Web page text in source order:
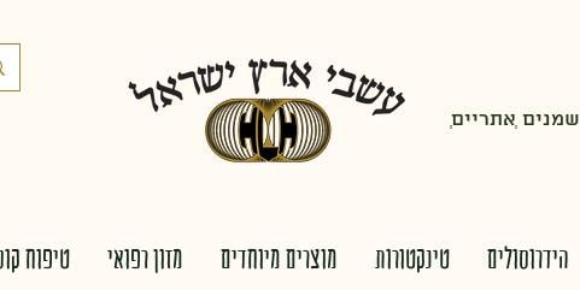
שמנים ְאתריים
הידרוסולים טינקטורות מוצרים מיוחדים מזון רפואי טיפוח